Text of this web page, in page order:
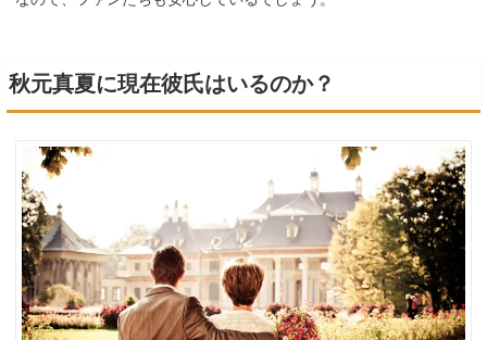
秋元真夏に現在彼氏はいるのか？